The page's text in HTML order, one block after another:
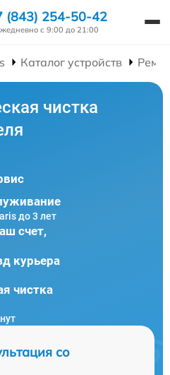
(843) 254-50-42
с 9:00 до 21:00
Каталог устройств
чистка
до 3 лет
счет,
курьера
чистка
со